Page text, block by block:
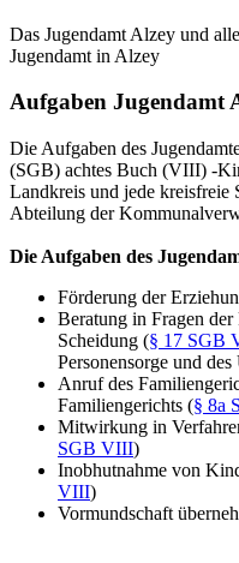
Das Jugendamt Alzey und
Jugendamt in Alzey
Aufgaben Jugendamt
Die Aufgaben des
(SGB) achtes Buch (VIII) -
Landkreis und jede kreisfreie
Abteilung der
Die Aufgaben des
Förderung der
Beratung in Fragen der
Scheidung (§ 17 SGB
Personensorge und
Anruf des
Familiengerichts (§ 8a
Mitwirkung in
SGB VIII)
Inobhutnahme von
VIII)
Vormundschaft